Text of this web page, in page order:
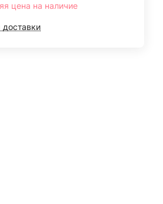
цена на наличие